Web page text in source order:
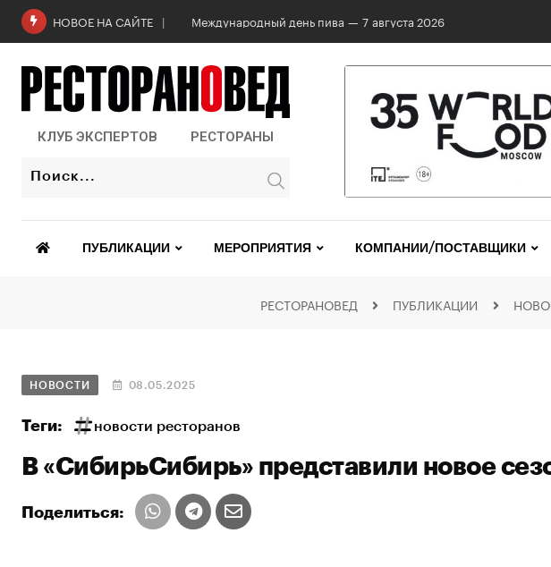
НОВОЕ НА САЙТЕ Роскачество проверило бургеры в 20 сетях: выявлены
КЛУБ ЭКСПЕРТОВ РЕСТОРАНЫ
ПУБЛИКАЦИИ МЕРОПРИЯТИЯ КОМПАНИИ/ПОСТАВЩИКИ
РЕСТОРАНОВЕД ПУБЛИКАЦИИ
НОВОСТИ 08.05.2025
Теги: новости ресторанов
В «СибирьСибирь» представили новое
Поделиться: